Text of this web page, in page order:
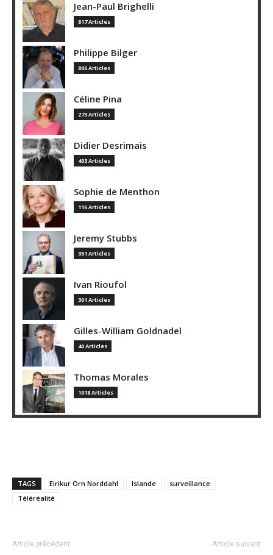
Jean-Paul Brighelli
817 Articles
Philippe Bilger
806 Articles
Céline Pina
273 Articles
Didier Desrimais
403 Articles
Sophie de Menthon
116 Articles
Jeremy Stubbs
351 Articles
Ivan Rioufol
301 Articles
Gilles-William Goldnadel
40 Articles
Thomas Morales
1018 Articles
TAGS Eirikur Orn Norddahl Islande
surveillance
Téléréalité
Article précédent Article suivant